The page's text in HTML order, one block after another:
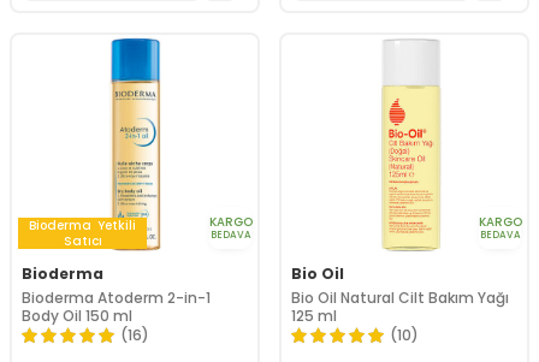
Bioderma Yetkili
Satıcı
KARGO
BEDAVA
Bioderma
Bioderma Atoderm 2-in-1
Body Oil 150 ml
(16)
KARGO
BEDAVA
Bio Oil
Bio Oil Natural Cilt Bakım Yağı
125 ml
(10)